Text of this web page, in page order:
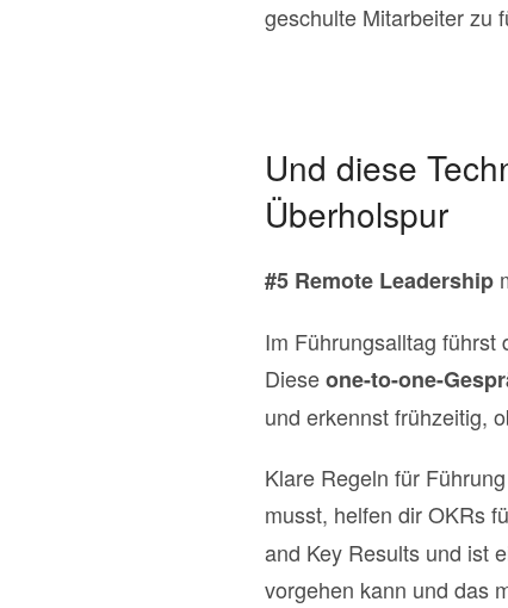
geschulte Mitarbeiter zu
Und diese
Überholspur
#5 Remote Leadership
Im Führungsalltag führst
Dieseone-to-one-
und erkennst frühzeitig,
Klare Regeln für
musst, helfen dir OKRs
and Key Results und ist
vorgehen kann und das